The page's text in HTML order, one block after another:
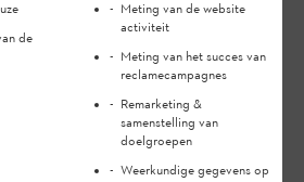
de
Meting van de website
activiteit
Meting van het succes van
reclamecampagnes
Remarketing &
samenstelling van
doelgroepen
Weerkundige gegevens op